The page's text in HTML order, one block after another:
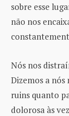
sobre esse
não nos
Nós nos
Dizemos a nós
ruins quanto
dolorosa às